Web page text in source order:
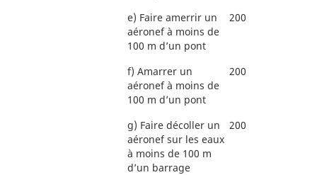
e) Faire amerrir un
aéronef à moins de
100 m d’un pont
200
f) Amarrer un
aéronef à moins de
100 m d’un pont
200
g) Faire décoller un
aéronef sur les eaux
à moins de 100 m
d’un barrage
200